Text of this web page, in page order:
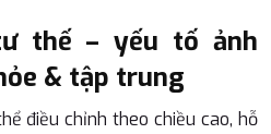
thế – yếu tố ảnh
& tập trung
điều chỉnh theo chiều cao, hỗ